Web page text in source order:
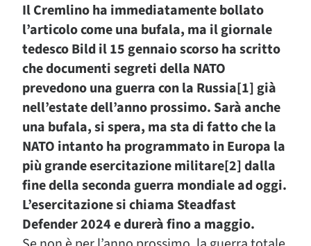
Il Cremlino ha immediatamente bollato
l’articolo come una bufala, ma il giornale
tedesco Bild il 15 gennaio scorso ha scritto
che documenti segreti della NATO
prevedono una guerra con la Russia[1] già
nell’estate dell’anno prossimo. Sarà anche
una bufala, si spera, ma sta di fatto che la
NATO intanto ha programmato in Europa la
più grande esercitazione militare[2] dalla
fine della seconda guerra mondiale ad oggi.
L’esercitazione si chiama Steadfast
Defender 2024 e durerà fino a maggio.